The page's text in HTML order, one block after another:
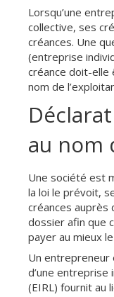
Lorsqu’une
collective, ses
créances. Une
(entreprise
créance doit-elle
nom de
au nom
Une société est
la loi le prévoit,
créances auprès
dossier afin que
payer au mieux
Un entrepreneur
d’une entreprise
(EIRL) fournit au